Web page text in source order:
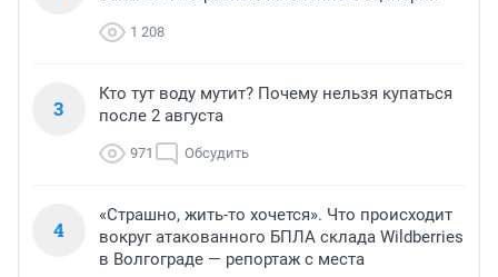
1 208
3
Кто тут воду мутит? Почему нельзя купаться
после 2 августа
971 Обсудить
4
«Страшно, жить-то хочется». Что происходит
вокруг атакованного БПЛА склада Wildberries
в Волгограде — репортаж с места